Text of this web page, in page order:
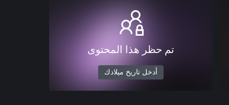
تم حظر هذا المحتوى
أدخل تاريخ ميلادك